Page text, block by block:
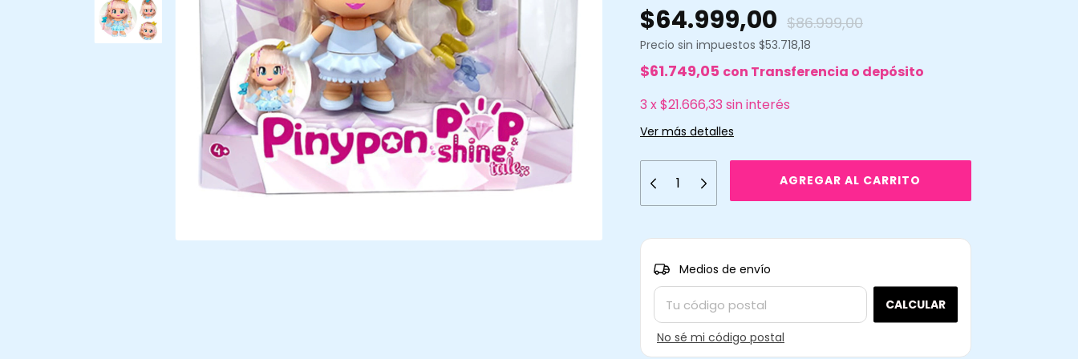
$64.999,00 $86.999,00
Precio sin impuestos $53.718,18
$61.749,05 con Transferencia o depósito
3 x$21.666,33 sin interés
Ver más detalles
Medios de envío
CALCULAR
No sé mi código postal